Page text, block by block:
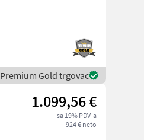
Premium Gold trgovac
1.099,56 €
sa 19% PDV-a
924 € neto